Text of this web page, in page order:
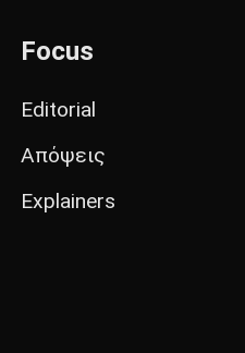
Focus
Editorial
Απόψεις
Explainers